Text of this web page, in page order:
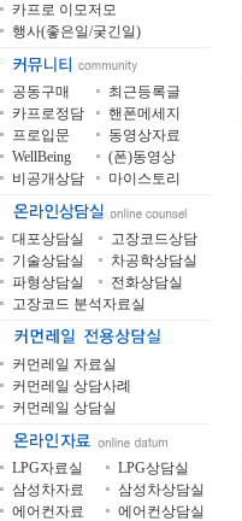
카프로 이모저모
행사(좋은일/궂긴일)
공동구매
최근등록글
카프로정담
핸폰메세지
프로입문
동영상자료
WellBeing
(폰)동영상
비공개상담
마이스토리
대포상담실
고장코드상담
기술상담실
차공학상담실
파형상담실
전화상담실
고장코드 분석자료실
커먼레일 자료실
커먼레일 상담사례
커먼레일 상담실
LPG자료실
LPG상담실
삼성차자료
삼성차상담실
에어컨자료
에어컨상담실